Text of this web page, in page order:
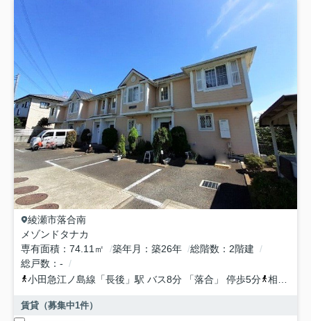
綾瀬市落合南
メゾンドタナカ
専有面積
74.11㎡ 築年月 築26年 総階数
2階建
総戸数
-
小田急江ノ島線 「長後 」駅 バス8分 「落合」 停歩5分 相鉄本線
賃貸（募集中1件）